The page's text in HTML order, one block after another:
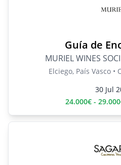
Guía de
MURIEL WINES
Elciego, País Vasco •
30 Jul
24.000€ -